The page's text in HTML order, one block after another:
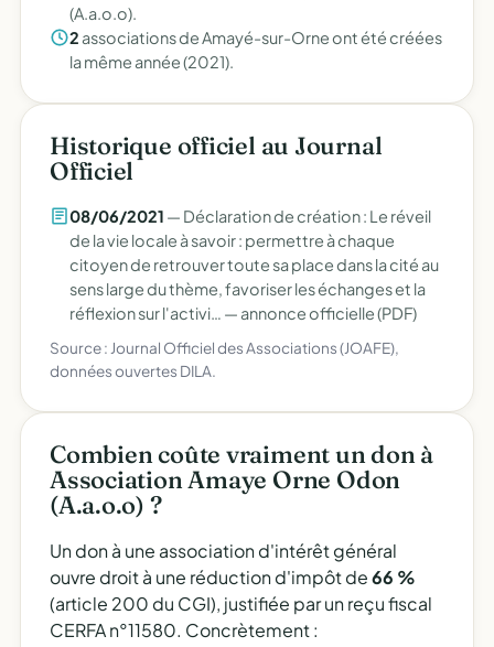
(A.a.o.o).
2 associations de Amayé-sur-Orne ont été créées
la même année (2021).
Historique officiel au Journal
Officiel
08/06/2021 — Déclaration de création : Le réveil
de la vie locale à savoir : permettre à chaque
citoyen de retrouver toute sa place dans la cité au
sens large du thème, favoriser les échanges et la
réflexion sur l'activi… — annonce officielle (PDF)
Source : Journal Officiel des Associations (JOAFE),
données ouvertes DILA.
Combien coûte vraiment un don à
Association Amaye Orne Odon
(A.a.o.o) ?
Un don à une association d'intérêt général
ouvre droit à une réduction d'impôt de66 %
(article 200 du CGI), justifiée par un reçu fiscal
CERFA n°11580. Concrètement :